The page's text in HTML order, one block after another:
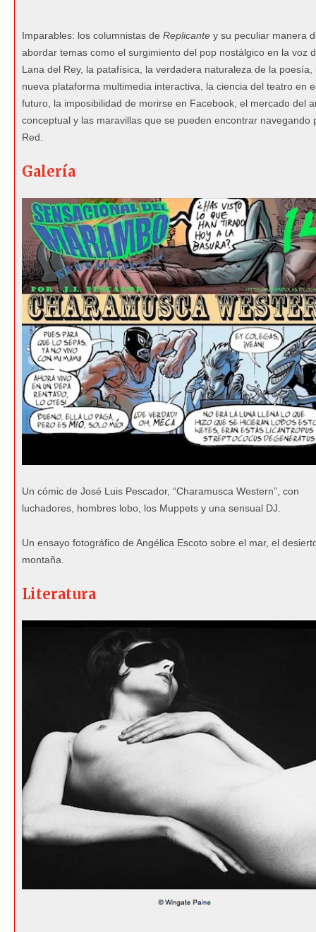
Imparables: los columnistas de Replicante y su peculiar manera
abordar temas como el surgimiento del pop nostálgico en la voz
Lana del Rey, la patafísica, la verdadera naturaleza de la poesía,
nueva plataforma multimedia interactiva, la ciencia del teatro en
futuro, la imposibilidad de morirse en Facebook, el mercado del
conceptual y las maravillas que se pueden encontrar navegando
Red.
Galería
Un cómic de José Luis Pescador, “Charamusca Western”, con
luchadores, hombres lobo, los Muppets y una sensual DJ.
Un ensayo fotográfico de Angélica Escoto sobre el mar, el
montaña.
Literatura